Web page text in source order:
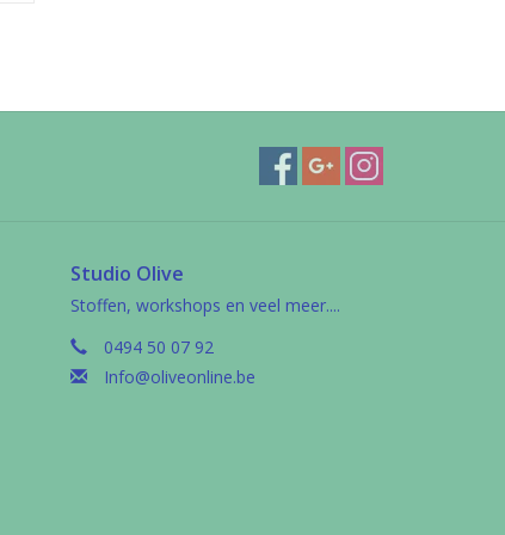
Studio Olive
Stoffen, workshops en veel meer....
0494 50 07 92
Info@oliveonline.be